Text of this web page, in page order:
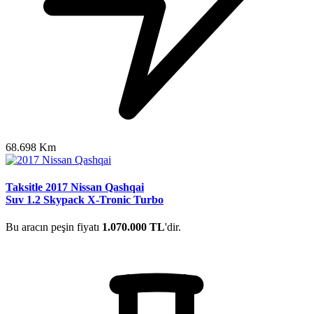
68.698 Km
Taksitle 2017 Nissan Qashqai
Suv 1.2 Skypack X-Tronic Turbo
Bu aracın peşin fiyatı 1.070.000 TL'dir.